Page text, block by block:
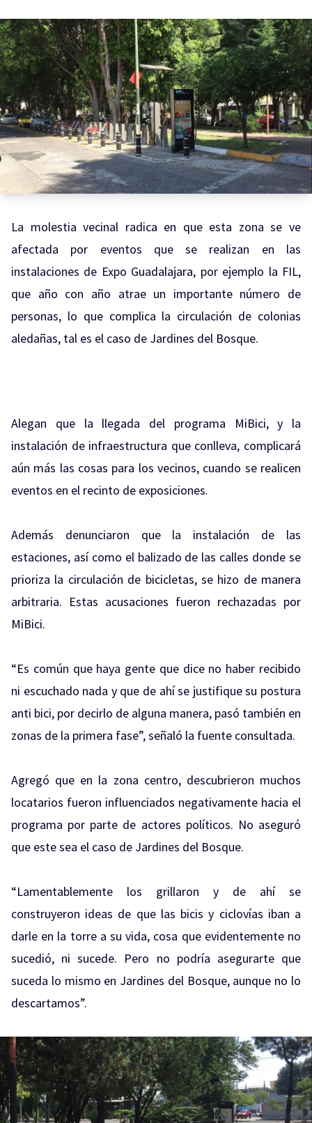
La molestia vecinal radica en que esta zona se ve
afectada por eventos que se realizan en las
instalaciones de Expo Guadalajara, por ejemplo la FIL,
que año con año atrae un importante número de
personas, lo que complica la circulación de colonias
aledañas, tal es el caso de Jardines del Bosque.
Alegan que la llegada del programa MiBici, y la
instalación de infraestructura que conlleva, complicará
aún más las cosas para los vecinos, cuando se realicen
eventos en el recinto de exposiciones.
Además denunciaron que la instalación de las
estaciones, así como el balizado de las calles donde se
prioriza la circulación de bicicletas, se hizo de manera
arbitraria. Estas acusaciones fueron rechazadas por
MiBici.
“Es común que haya gente que dice no haber recibido
ni escuchado nada y que de ahí se justifique su postura
anti bici, por decirlo de alguna manera, pasó también en
zonas de la primera fase”, señaló la fuente consultada.
Agregó que en la zona centro, descubrieron muchos
locatarios fueron influenciados negativamente hacia el
programa por parte de actores políticos. No aseguró
que este sea el caso de Jardines del Bosque.
“Lamentablemente los grillaron y de ahí se
construyeron ideas de que las bicis y ciclovías iban a
darle en la torre a su vida, cosa que evidentemente no
sucedió, ni sucede. Pero no podría asegurarte que
suceda lo mismo en Jardines del Bosque, aunque no lo
descartamos”.